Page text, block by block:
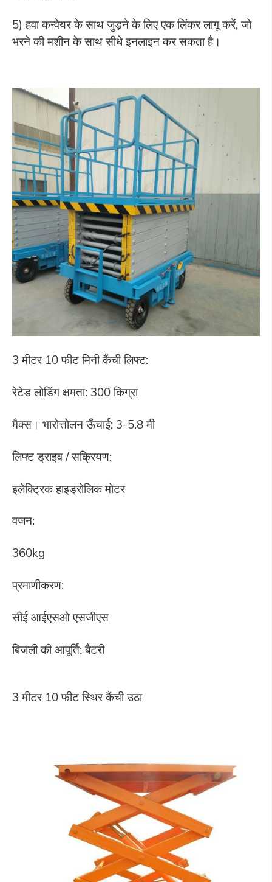
5) हवा कन्वेयर के साथ जुड़ने के लिए एक लिंकर लागू करें, जो
भरने की मशीन के साथ सीधे इनलाइन कर सकता है।
3 मीटर 10 फीट मिनी कैंची लिफ्ट:
रेटेड लोडिंग क्षमता: 300 किग्रा
मैक्स। भारोत्तोलन ऊँचाई: 3-5.8 मी
लिफ्ट ड्राइव / सक्रियण:
इलेक्ट्रिक हाइड्रोलिक मोटर
वजन:
360kg
प्रमाणीकरण:
सीई आईएसओ एसजीएस
बिजली की आपूर्ति: बैटरी
3 मीटर 10 फीट स्थिर कैंची उठा